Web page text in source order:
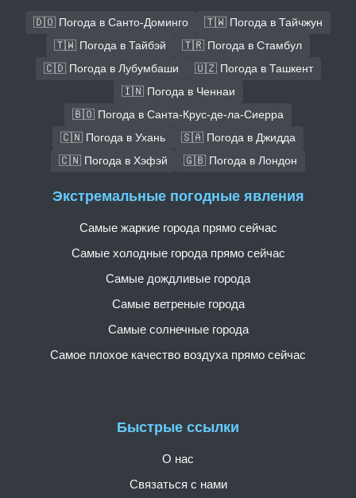
🇩🇴 Погода в Санто-Доминго
🇹🇼 Погода в Тайчжун
🇹🇼 Погода в Тайбэй
🇹🇷 Погода в Стамбул
🇨🇩 Погода в Лубумбаши
🇺🇿 Погода в Ташкент
🇮🇳 Погода в Ченнаи
🇧🇴 Погода в Санта-Крус-де-ла-Сиерра
🇨🇳 Погода в Ухань
🇸🇦 Погода в Джидда
🇨🇳 Погода в Хэфэй
🇬🇧 Погода в Лондон
Быстрые ссылки
О нас
Связаться с нами
Экстремальные погодные явления
Самые жаркие города прямо сейчас
Самые холодные города прямо сейчас
Самые дождливые города
Самые ветреные города
Самые солнечные города
Самое плохое качество воздуха прямо сейчас